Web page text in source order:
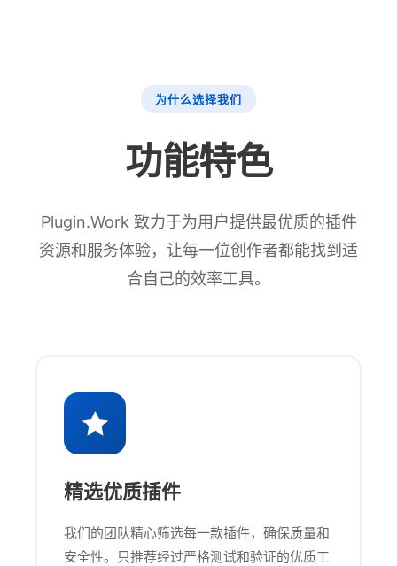
为什么选择我们
功能特色
Plugin.Work 致力于为用户提供最优质的插件
资源和服务体验，让每一位创作者都能找到适
合自己的效率工具。
精选优质插件
我们的团队精心筛选每一款插件，确保质量和
安全性。只推荐经过严格测试和验证的优质工